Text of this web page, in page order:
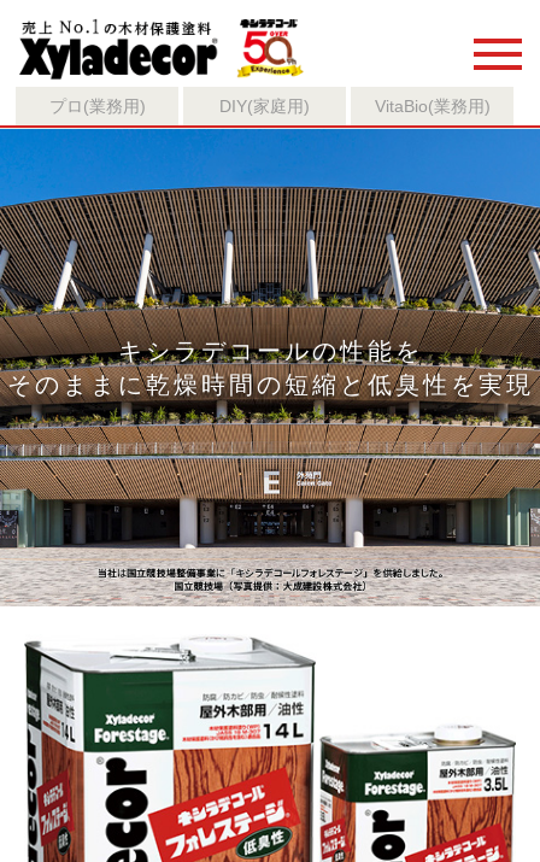
プロ(業務用) DIY(家庭用) VitaBio(業務用)
キシラデコールの性能を
そのままに乾燥時間の短縮と低臭性を実現